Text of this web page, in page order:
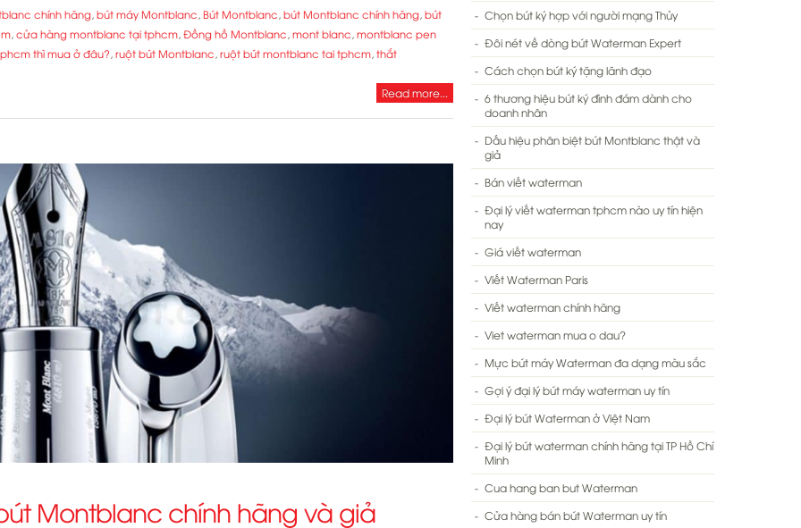
chính hãng bút máy Montblanc Bút Montblanc bút Montblanc chính hãng bút
cửa hàng montblanc tại tphcm Đồng hồ Montblanc mont blanc montblanc pen
thì mua ở đâu? ruột bút Montblanc ruột bút montblanc tai tphcm thắt
Read more...
Montblanc chính hãng và giả
Chọn bút ký hợp với người mạng Thủy
Đôi nét về dòng bút Waterman Expert
Cách chọn bút ký tặng lãnh đạo
6 thương hiệu bút ký đình đám dành cho
doanh nhân
Dấu hiệu phân biệt bút Montblanc thật và
giả
Bán viết waterman
Đại lý viết waterman tphcm nào uy tín hiện
nay
Giá viết waterman
Viết Waterman Paris
Viết waterman chính hãng
Viet waterman mua o dau?
Mực bút máy Waterman đa dạng màu sắc
Gợi ý đại lý bút máy waterman uy tín
Đại lý bút Waterman ở Việt Nam
Đại lý bút waterman chính hãng tại TP Hồ Chí
Minh
Cua hang ban but Waterman
Cửa hàng bán bút Waterman uy tín